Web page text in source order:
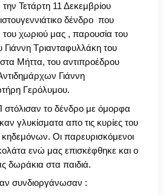
την Τετάρτη 11 Δεκεμβρίου
δένδρο  που
του χωριού μας , παρουσία του
Τριανταφυλλάκη του
Μήττα, του αντιπροέδρου
Γιάννη
Γερόλυμου.
στόλισαν το δένδρο με όμορφα
γλυκίσματα απο τις κυρίες του
Οι παρευρισκόμενοι
ενώ μας επισκέφθηκε και ο
δωράκια στα παιδιά.
συνδιοργάνωσαν :